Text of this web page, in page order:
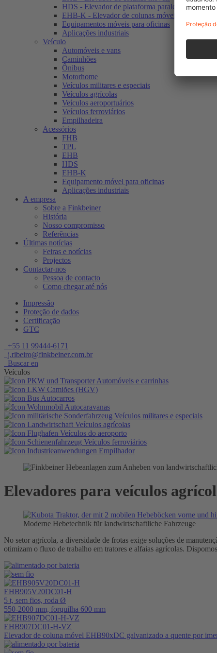
HDS - Elevador de plataforma paralela fixa
EHB-K - Elevador de colunas móveis para
Equipamentos móveis para oficinas
Aplicações industriais
Veículo
Automóveis e vans
Caminhões
Ônibus
Motorhome
Veículos militares e especiais
Veículos agrícolas
Veículos aeroportuários
Veículos ferroviários
Empilhadeira
Acessórios
FHB
TPL
EHB
HDS
EHB-K
Equipamento móvel para oficinas
Aplicações industriais
A empresa
Sobre a Finkbeiner
História
Nosso compromisso
Referências
Últimas notícias
Feiras e notícias
Projectos
Contactar-nos
Pessoa de contacto
Como chegar até nós
Impressão
Proteção de dados
Certificação
GTC
+55 11 99444-6171
j.ribeiro@finkbeiner.com.br
Buscar en
Veículos
Automóveis e carrinhas
Camiões (HGV)
Autocarros
Autocaravanas
Veículos militares e especiais
Veículos agrícolas
Veículos do aeroporto
Veículos ferroviários
Empilhador
Elevadores para veículos
Moderne Hebetechnik für landwirtschaftliche Fahrzeuge
No setor agrícola, a diversidade de frotas exige soluções de
otimizam o fluxo de trabalho em tratores e alfaias agrícolas.
EHB905V20DC01-H
5 t, sem fios, roda Ø
550-2000 mm, forquilha 600 mm
EHB907DC01-H-VZ
Elevador de coluna móvel EHB90xDC galvanizado a quente por